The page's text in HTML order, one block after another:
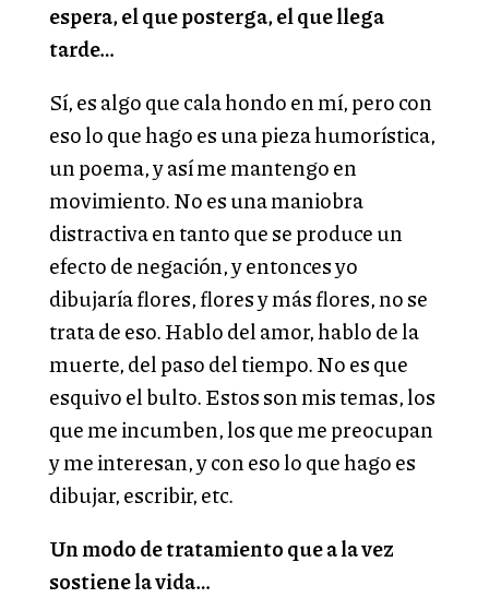
espera, el que posterga, el que llega
tarde…
Sí, es algo que cala hondo en mí, pero con
eso lo que hago es una pieza humorística,
un poema, y así me mantengo en
movimiento. No es una maniobra
distractiva en tanto que se produce un
efecto de negación, y entonces yo
dibujaría flores, flores y más flores, no se
trata de eso. Hablo del amor, hablo de la
muerte, del paso del tiempo. No es que
esquivo el bulto. Estos son mis temas, los
que me incumben, los que me preocupan
y me interesan, y con eso lo que hago es
dibujar, escribir, etc.
Un modo de tratamiento que a la vez
sostiene la vida…